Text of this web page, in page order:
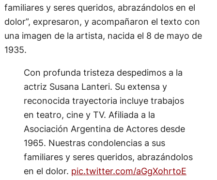
familiares y seres queridos, abrazándolos en el
dolor”, expresaron, y acompañaron el texto con
una imagen de la artista, nacida el 8 de mayo de
1935.
Con profunda tristeza despedimos a la
actriz Susana Lanteri. Su extensa y
reconocida trayectoria incluye trabajos
en teatro, cine y TV. Afiliada a la
Asociación Argentina de Actores desde
1965. Nuestras condolencias a sus
familiares y seres queridos, abrazándolos
en el dolor. pic.twitter.com/aGgXohrtoE